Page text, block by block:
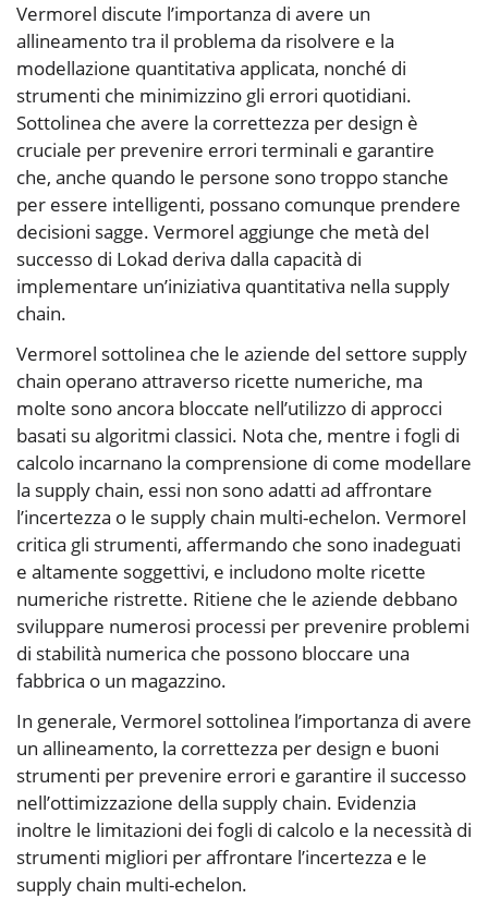
Vermorel discute l’importanza di avere un
allineamento tra il problema da risolvere e la
modellazione quantitativa applicata, nonché di
strumenti che minimizzino gli errori quotidiani.
Sottolinea che avere la correttezza per design è
cruciale per prevenire errori terminali e garantire
che, anche quando le persone sono troppo stanche
per essere intelligenti, possano comunque prendere
decisioni sagge. Vermorel aggiunge che metà del
successo di Lokad deriva dalla capacità di
implementare un’iniziativa quantitativa nella supply
chain.
Vermorel sottolinea che le aziende del settore supply
chain operano attraverso ricette numeriche, ma
molte sono ancora bloccate nell’utilizzo di approcci
basati su algoritmi classici. Nota che, mentre i fogli di
calcolo incarnano la comprensione di come modellare
la supply chain, essi non sono adatti ad affrontare
l’incertezza o le supply chain multi-echelon. Vermorel
critica gli strumenti, affermando che sono inadeguati
e altamente soggettivi, e includono molte ricette
numeriche ristrette. Ritiene che le aziende debbano
sviluppare numerosi processi per prevenire problemi
di stabilità numerica che possono bloccare una
fabbrica o un magazzino.
In generale, Vermorel sottolinea l’importanza di avere
un allineamento, la correttezza per design e buoni
strumenti per prevenire errori e garantire il successo
nell’ottimizzazione della supply chain. Evidenzia
inoltre le limitazioni dei fogli di calcolo e la necessità di
strumenti migliori per affrontare l’incertezza e le
supply chain multi-echelon.